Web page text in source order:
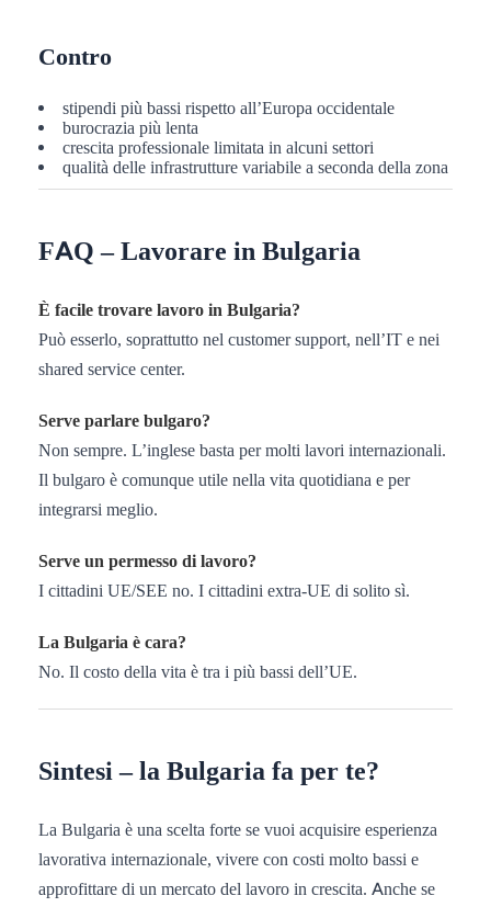
Contro
stipendi più bassi rispetto all’Europa occidentale
burocrazia più lenta
crescita professionale limitata in alcuni settori
qualità delle infrastrutture variabile a seconda della zona
FAQ – Lavorare in Bulgaria
È facile trovare lavoro in Bulgaria?
Può esserlo, soprattutto nel customer support, nell’IT e nei
shared service center.
Serve parlare bulgaro?
Non sempre. L’inglese basta per molti lavori internazionali.
Il bulgaro è comunque utile nella vita quotidiana e per
integrarsi meglio.
Serve un permesso di lavoro?
I cittadini UE/SEE no. I cittadini extra-UE di solito sì.
La Bulgaria è cara?
No. Il costo della vita è tra i più bassi dell’UE.
Sintesi – la Bulgaria fa per te?
La Bulgaria è una scelta forte se vuoi acquisire esperienza
lavorativa internazionale, vivere con costi molto bassi e
approfittare di un mercato del lavoro in crescita. Anche se